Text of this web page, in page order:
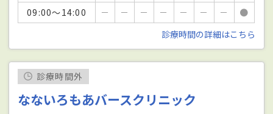
09:00～14:00
－ － － － － － －
●
診療時間の詳細はこちら
診療時間外
なないろもあバースクリニック